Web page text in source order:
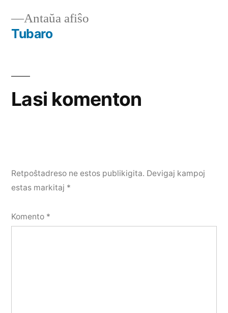
afiŝoj
Antaŭa afiŝo
Tubaro
Lasi komenton
Retpoŝtadreso ne estos publikigita. Devigaj kampoj
estas markitaj *
Komento *